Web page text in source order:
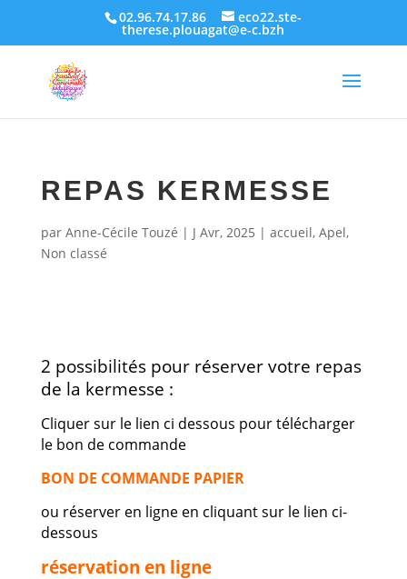
02.96.74.17.86 eco22.ste-
therese.plouagat@e-c.bzh
REPAS KERMESSE
par Anne-Cécile Touzé | J Avr, 2025 | accueil, Apel,
Non classé
2 possibilités pour réserver votre repas
de la kermesse :
Cliquer sur le lien ci dessous pour télécharger
le bon de commande
BON DE COMMANDE PAPIER
ou réserver en ligne en cliquant sur le lien ci-
dessous
réservation en ligne